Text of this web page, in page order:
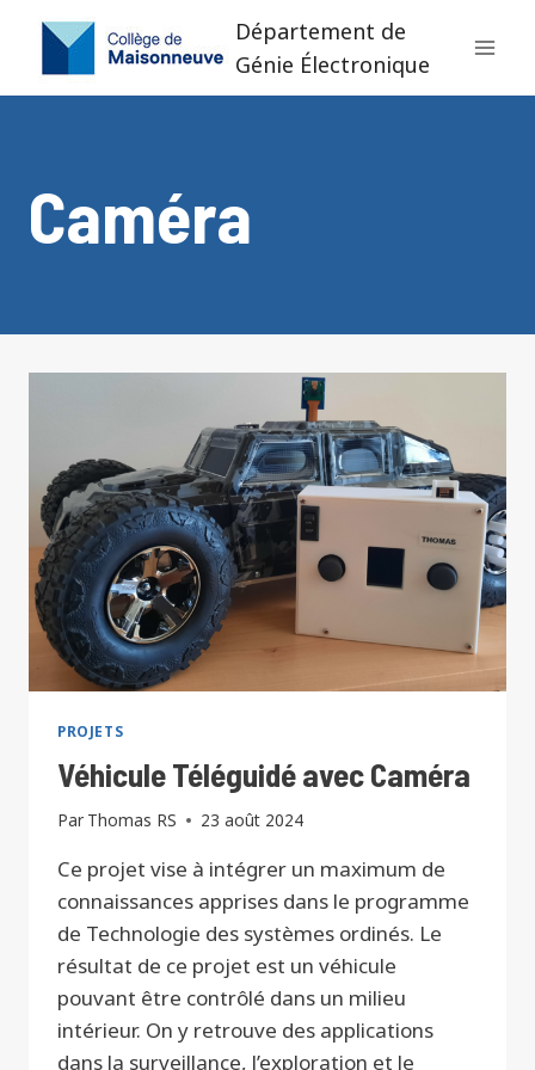
contenu
Département de
Génie Électronique
Caméra
PROJETS
Véhicule Téléguidé avec Caméra
Par Thomas RS 23 août 2024
Ce projet vise à intégrer un maximum de
connaissances apprises dans le programme
de Technologie des systèmes ordinés. Le
résultat de ce projet est un véhicule
pouvant être contrôlé dans un milieu
intérieur. On y retrouve des applications
dans la surveillance, l’exploration et le